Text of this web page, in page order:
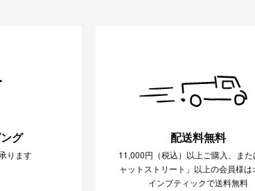
グ
ります
配送料無料
11,000円（税込）以上ご購入、また
ャットストリート」以上の会員様は
インブティックで送料無料